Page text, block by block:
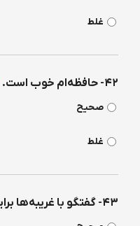
غلط
۴۲- حافظه‌ام خوب است.
صحیح
غلط
۴۳- گفتگو با غریبه‌ها برایم دشوار است.